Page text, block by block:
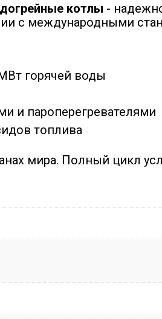
котлы -
с международными
горячей воды
и пароперегревателями
топлива
мира. Полный цикл